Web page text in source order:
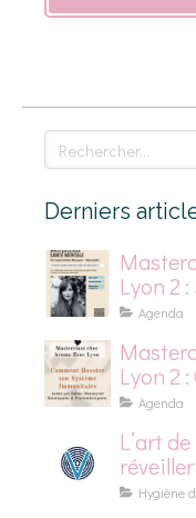
Rechercher
Derniers
Lyon 2
Agenda
Lyon 2
Agenda
L’art
Hygiène